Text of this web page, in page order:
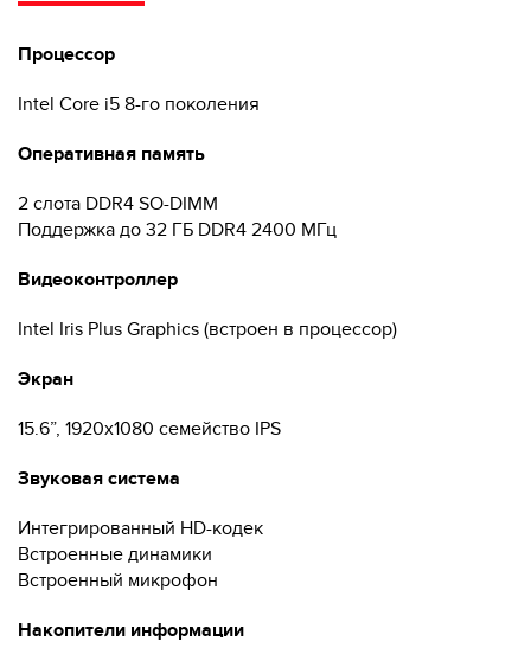
Процессор
Intel Core i5 8-го поколения
Оперативная память
2 слота DDR4 SO-DIMM
Поддержка до 32 ГБ DDR4 2400 МГц
Видеоконтроллер
Intel Iris Plus Graphics (встроен в процессор)
Экран
15.6”, 1920x1080 семейство IPS
Звуковая система
Интегрированный HD-кодек
Встроенные динамики
Встроенный микрофон
Накопители информации